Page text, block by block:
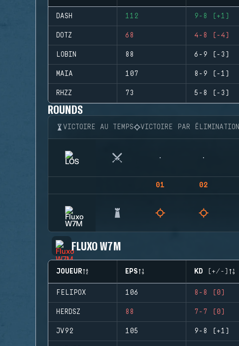
DASH 112 9-8 (+1)
DOTZ 68 4-8 (-4)
LOBIN 88 6-9 (-3)
MAIA 107 8-9 (-1)
RHZZ 73 5-8 (-3)
ROUNDS
VICTOIRE AU TEMPS VICTOIRE PAR ÉLIMINATION
01 02
FLUXO W7M
JOUEUR EPS KD (+/-)
FELIPOX 106 8-8 (0)
HERDSZ 88 7-7 (0)
JV92 105 9-8 (+1)